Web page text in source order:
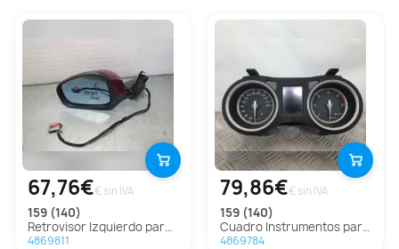
67,76€€ sin IVA
159 (140)
Retrovisor Izquierdo para Alfa Romeo 159 (140)
4869811
79,86€€ sin IVA
159 (140)
Cuadro Instrumentos para Alfa Romeo 159 (140)
4869784